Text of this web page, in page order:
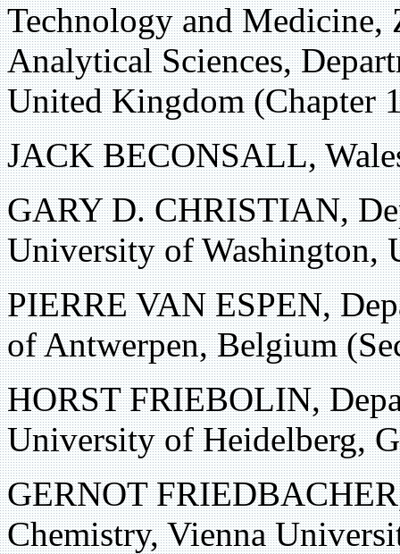
Technology and Medicine,
Analytical Sciences,
United Kingdom (Chapter
JACK BECONSALL,
GARY D. CHRISTIAN,
University of Washington,
PIERRE VAN ESPEN,
of Antwerpen, Belgium
HORST FRIEBOLIN,
University of Heidelberg,
GERNOT
Chemistry, Vienna